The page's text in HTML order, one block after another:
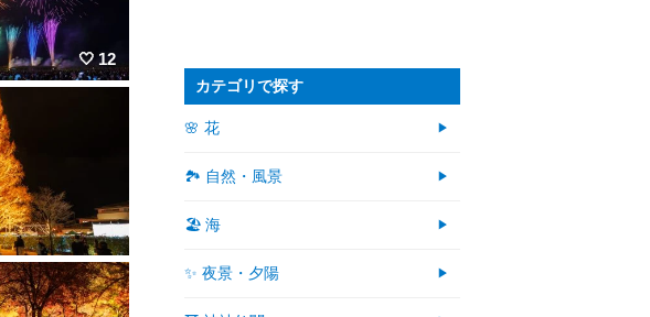
12
カテゴリで探す
🌸 花
🏞️ 自然・風景
🏖 海
✨ 夜景・夕陽